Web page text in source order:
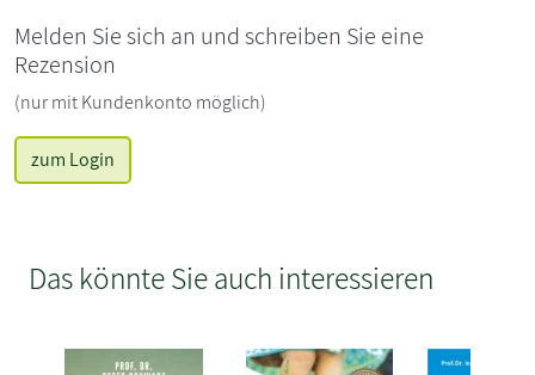
Melden Sie sich an und schreiben Sie eine
Rezension
(nur mit Kundenkonto möglich)
zum Login
Das könnte Sie auch interessieren